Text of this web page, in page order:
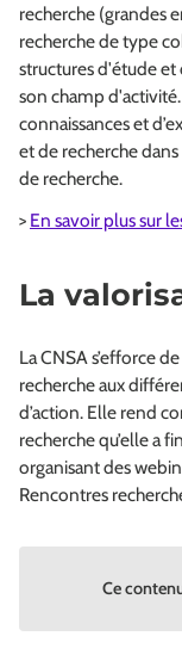
recherche (grandes
recherche de type
structures d'étude
son champ
connaissances et
et de recherche
de recherche.
> En savoir plus sur
La
La CNSA s’efforce
recherche aux
d’action. Elle rend
recherche qu’elle a
organisant des
Rencontres
Ce